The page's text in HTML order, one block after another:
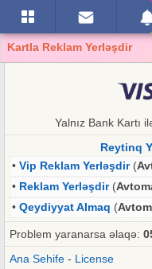
Kartla Reklam Yerləşdir
Yalnız Bank Kartı
Reytinq
• Vip Reklam Yerləşdir(
• Reklam Yerləşdir(
• Qeydiyyat Almaq (
Problem yaranarsa əlaqə:
Ana Sehife - License